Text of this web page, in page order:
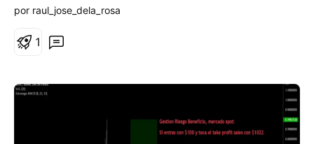
por raul_jose_dela_rosa
1